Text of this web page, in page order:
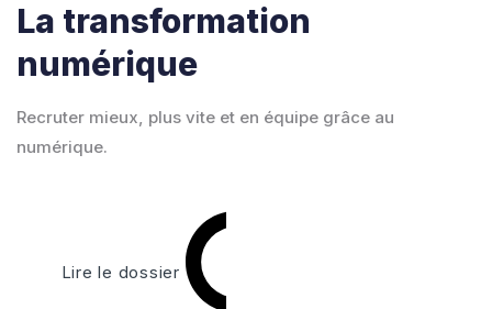
La transformation
numérique
Recruter mieux, plus vite et en équipe grâce au
numérique.
Lire le dossier